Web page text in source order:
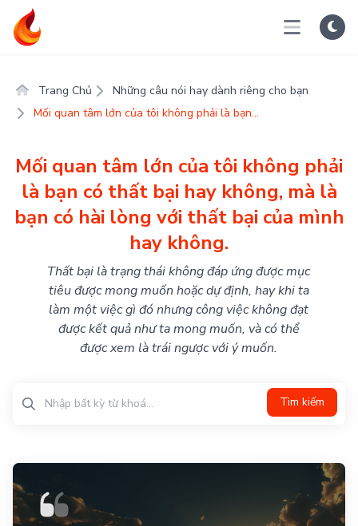
Trang Chủ
Những câu nói hay dành riêng cho bạn
Mối quan tâm lớn của tôi không phải là bạn...
Mối quan tâm lớn của tôi không phải
là bạn có thất bại hay không, mà là
bạn có hài lòng với thất bại của mình
hay không.
Thất bại là trạng thái không đáp ứng được mục
tiêu được mong muốn hoặc dự định, hay khi ta
làm một việc gì đó nhưng công việc không đạt
được kết quả như ta mong muốn, và có thể
được xem là trái ngược với ý muốn.
Tìm kiếm